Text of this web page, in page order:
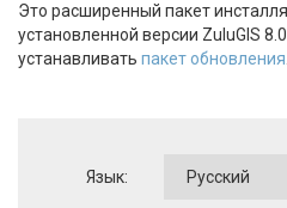
Это расширенный пакет
установленной версии ZuluGIS
устанавливать пакет обновления
Язык: